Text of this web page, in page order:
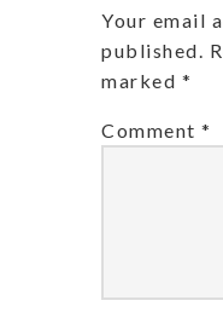
Your email
published.
marked *
Comment *